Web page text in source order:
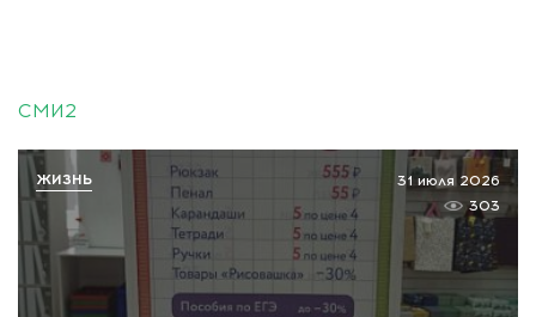
СМИ2
31 июля 2026
303
ЖИЗНЬ